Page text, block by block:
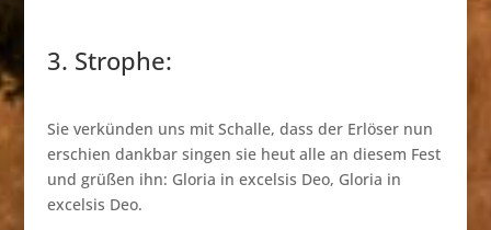
3. Strophe:
Sie verkünden uns mit Schalle, dass der Erlöser nun
erschien dankbar singen sie heut alle an diesem Fest
und grüßen ihn: Gloria in excelsis Deo, Gloria in
excelsis Deo.